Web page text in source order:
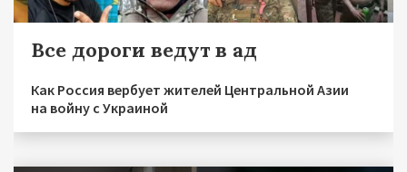
Все дороги ведут в ад
Как Россия вербует жителей Центральной Азии
на войну с Украиной